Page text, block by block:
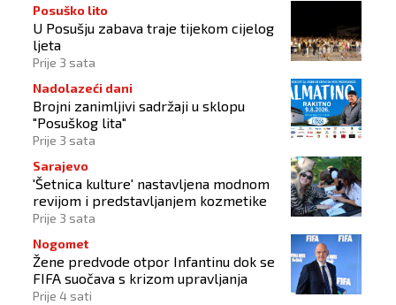
Posuško lito
U Posušju zabava traje tijekom cijelog
ljeta
Prije 3 sata
Nadolazeći dani
Brojni zanimljivi sadržaji u sklopu
"Posuškog lita"
Prije 3 sata
Sarajevo
'Šetnica kulture' nastavljena modnom
revijom i predstavljanjem kozmetike
Prije 3 sata
Nogomet
Žene predvode otpor Infantinu dok se
FIFA suočava s krizom upravljanja
Prije 4 sati